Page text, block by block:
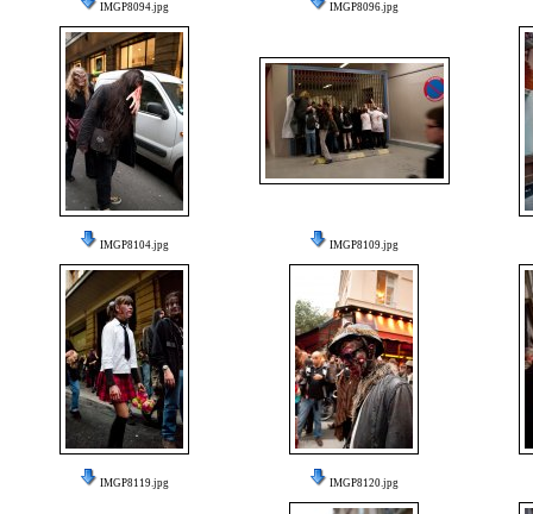
IMGP8094.jpg IMGP8096.jpg
IMGP8104.jpg IMGP8109.jpg
IMGP8119.jpg IMGP8120.jpg